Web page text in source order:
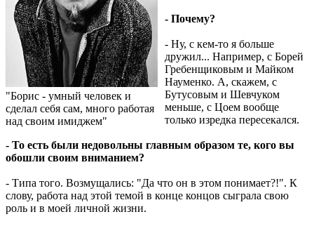
"Борис - умный человек и
сделал себя сам, много работая
над своим имиджем"
- Почему?
- Ну, с кем-то я больше
дружил... Например, с Борей
Гребенщиковым и Майком
Науменко. А, скажем, с
Бутусовым и Шевчуком
меньше, с Цоем вообще
только изредка пересекался.
- То есть были недовольны главным образом те, кого вы
обошли своим вниманием?
- Типа того. Возмущались: "Да что он в этом понимает?!". К
слову, работа над этой темой в конце концов сыграла свою
роль и в моей личной жизни.